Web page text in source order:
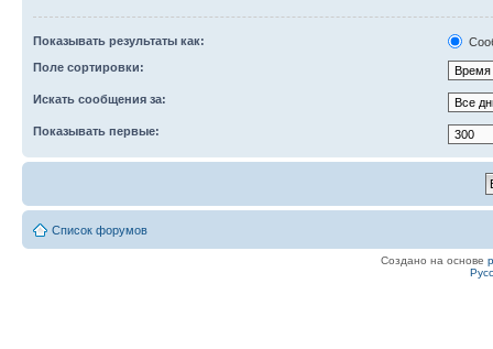
Показывать результаты как:
Поле сортировки:
Искать сообщения за:
Показывать первые:
Список форумов
Создано на основе